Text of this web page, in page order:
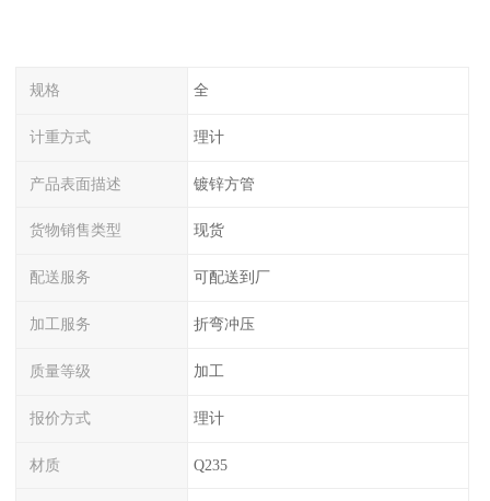
规格 全
计重方式 理计
产品表面描述 镀锌方管
货物销售类型 现货
配送服务 可配送到厂
加工服务 折弯冲压
质量等级 加工
报价方式 理计
材质 Q235